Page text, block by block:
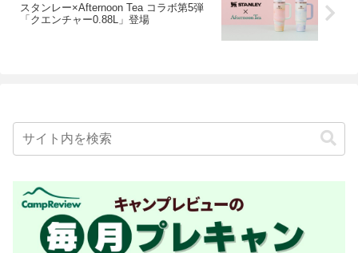
スタンレー×Afternoon Tea コラボ第5弾
「クエンチャー0.88L」登場